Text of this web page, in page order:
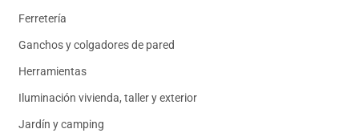
Ferretería
Ganchos y colgadores de pared
Herramientas
Iluminación vivienda, taller y exterior
Jardín y camping